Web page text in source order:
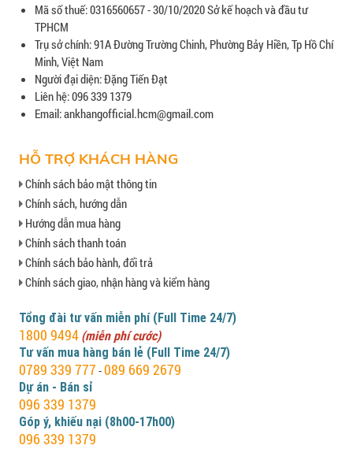
Mã số thuế: 0316560657 - 30/10/2020 Sở kế hoạch và đầu tư
TPHCM
Trụ sở chính: 91A Đường Trường Chinh, Phường Bảy Hiền, Tp Hồ Chí
Minh, Việt Nam
Người đại diện: Đặng Tiến Đạt
Liên hệ: 096 339 1379
Email: ankhangofficial.hcm@gmail.com
HỖ TRỢ KHÁCH HÀNG
Chính sách bảo mật thông tin
Chính sách, hướng dẫn
Hướng dẫn mua hàng
Chính sách thanh toán
Chính sách bảo hành, đổi trả
Chính sách giao, nhận hàng và kiểm hàng
Tổng đài tư vấn miễn phí (Full Time 24/7)
1800 9494 (miễn phí cước)
Tư vấn mua hàng bán lẻ (Full Time 24/7)
0789 339 777 -089 669 2679
Dự án - Bán sỉ
096 339 1379
Góp ý, khiếu nại (8h00-17h00)
096 339 1379